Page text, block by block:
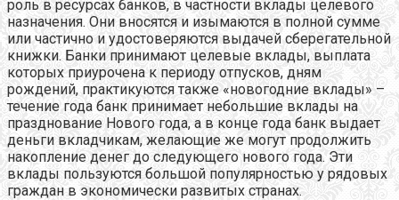
роль в ресурсах банков, в частности вклады целевого
назначения. Они вносятся и изымаются в полной сумме
или частично и удостоверяются выдачей сберегательной
книжки. Банки принимают целевые вклады, выплата
которых приурочена к периоду отпусков, дням
рождений, практикуются также «новогодние вклады» –
течение года банк принимает небольшие вклады на
празднование Нового года, а в конце года банк выдает
деньги вкладчикам, желающие же могут продолжить
накопление денег до следующего нового года. Эти
вклады пользуются большой популярностью у рядовых
граждан в экономически развитых странах.